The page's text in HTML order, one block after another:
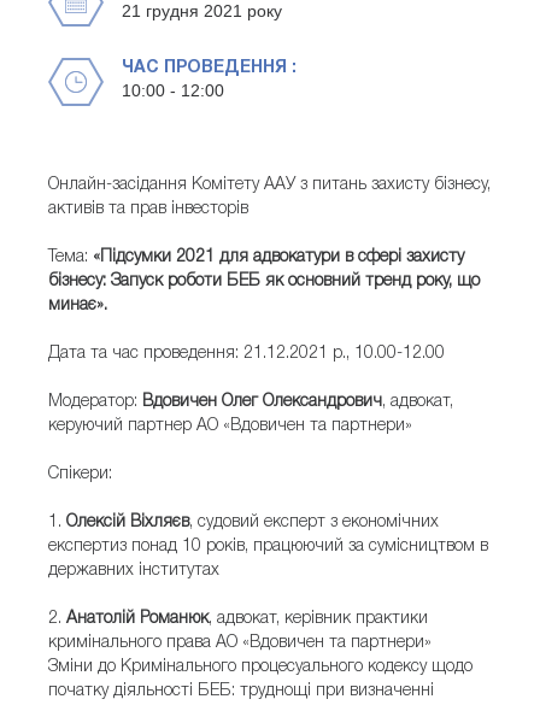
21 грудня 2021 року
ЧАС ПРОВЕДЕННЯ :
10:00 - 12:00
Онлайн-засідання Комітету ААУ з питань захисту бізнесу,
активів та прав інвесторів
Тема: «Підсумки 2021 для адвокатури в сфері захисту
бізнесу: Запуск роботи БЕБ як основний тренд року, що
минає».
Дата та час проведення: 21.12.2021 р., 10.00-12.00
Модератор: Вдовичен Олег Олександрович , адвокат,
керуючий партнер АО «Вдовичен та партнери»
Спікери:
1. Олексій Віхляєв, судовий експерт з економічних
експертиз понад 10 років, працюючий за сумісництвом в
державних інститутах
2. Анатолій Романюк, адвокат, керівник практики
кримінального права АО «Вдовичен та партнери»
Зміни до Кримінального процесуального кодексу щодо
початку діяльності БЕБ: труднощі при визначенні